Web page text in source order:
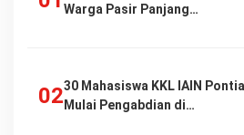
Warga Pasir Panjang…
30 Mahasiswa KKL IAIN
Mulai Pengabdian di…